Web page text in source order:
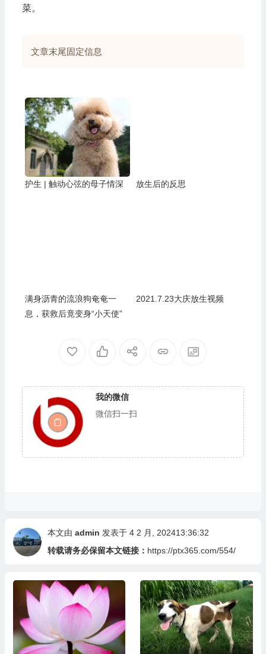
菜。
文章末尾固定信息
护生 | 触动心弦的母子情深 放生后的反思
满身沥青的流浪狗奄奄一
息，获救后竟变身“小天使”
2021.7.23大庆放生视频
我的微信
微信扫一扫
本文由 admin 发表于 4 2 月, 202413:36:32
转载请务必保留本文链接： https://ptx365.com/554/